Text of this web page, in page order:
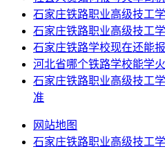
石家庄铁路职业高级技工
石家庄铁路职业高级技工
石家庄铁路学校现在还能
河北省哪个铁路学校能学
石家庄铁路职业高级技工
准
网站地图
石家庄铁路职业高级技工